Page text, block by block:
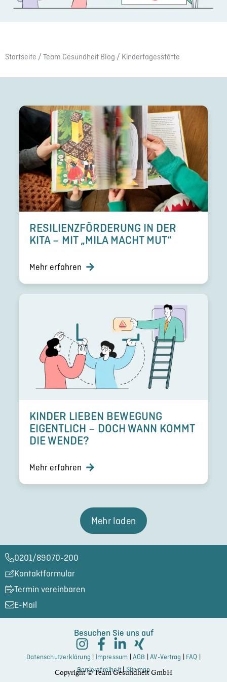
Start­seite / Team Gesund­heit Blog / Kinder­ta­ges­stätte
RESILI­ENZ­FÖR­DE­RUNG IN DER
KITA – MIT „MILA MACHT MUT“
Mehr erfahren
KINDER LIEBEN BEWEGUNG
EIGENT­LICH – DOCH WANN KOMMT
DIE WENDE?
Mehr erfahren
Mehr laden
0201/89070-200​
Kontaktformular
Termin vereinbaren
E-Mail
Besuchen Sie uns auf
Datenschutzerklärung | Impressum |AGB |AV-Vertrag | FAQ |
Barrierefreiheit|Sitemap
Copyright © Team Gesundheit GmbH